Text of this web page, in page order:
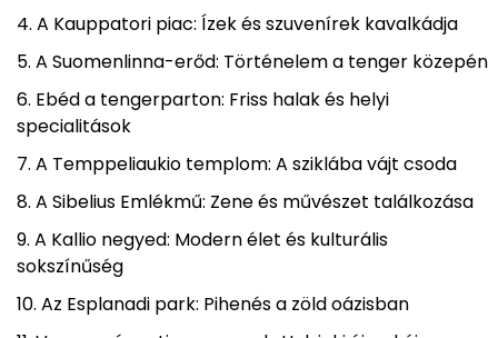
A Kauppatori piac: Ízek és szuvenírek kavalkádja
A Suomenlinna-erőd: Történelem a tenger közepén
Ebéd a tengerparton: Friss halak és helyi
specialitások
A Temppeliaukio templom: A sziklába vájt csoda
A Sibelius Emlékmű: Zene és művészet találkozása
A Kallio negyed: Modern élet és kulturális
sokszínűség
Az Esplanadi park: Pihenés a zöld oázisban